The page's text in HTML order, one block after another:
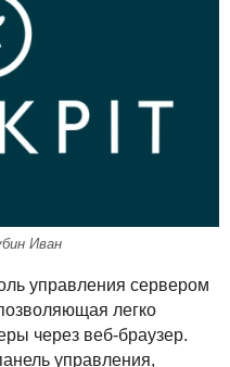
Иван
управления сервером
легко
через веб-браузер.
управления,